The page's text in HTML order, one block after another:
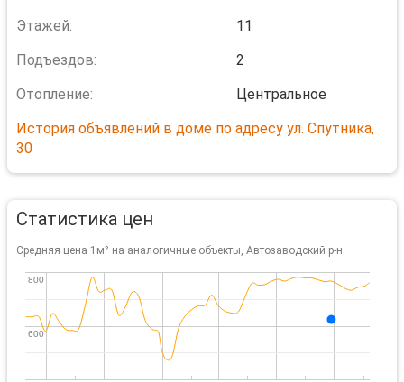
Этажей:
11
Подъездов:
2
Отопление:
Центральное
История объявлений в доме по адресу ул. Спутника,
30
Статистика цен
Средняя цена 1м² на аналогичные объекты, Автозаводский р-н
600
600
800
800